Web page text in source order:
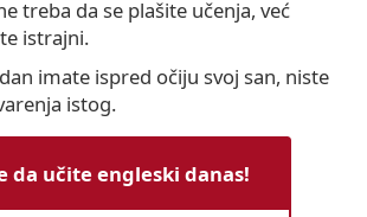
treba da se plašite učenja, već
istrajni.
imate ispred očiju svoj san, niste
istog.
da učite engleski danas!